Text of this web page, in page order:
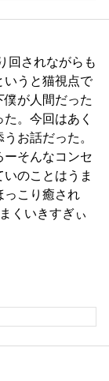
回されながらも
いうと猫視点で
が人間だった
。今回はあく
お話だった。
ーそんなコンセ
のことはうま
っこり癒され
くいきすぎぃ